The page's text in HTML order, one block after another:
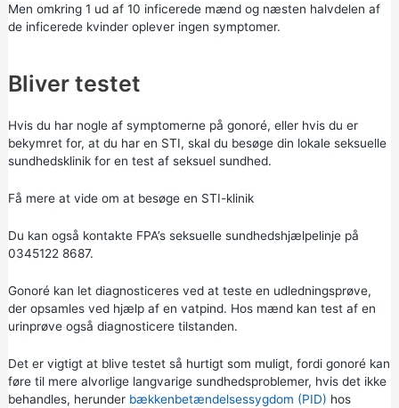
Men omkring 1 ud af 10 inficerede mænd og næsten halvdelen af
de inficerede kvinder oplever ingen symptomer.
Bliver testet
Hvis du har nogle af symptomerne på gonoré, eller hvis du er
bekymret for, at du har en STI, skal du besøge din lokale seksuelle
sundhedsklinikfor en test af seksuel sundhed.
Få mere at vide om at besøge en STI-klinik
Du kan også kontakte FPA’s seksuelle sundhedshjælpelinje på
0345122 8687.
Gonoré kan let diagnosticeres ved at teste en udledningsprøve,
der opsamles ved hjælp af en vatpind. Hos mænd kan test af en
urinprøve også diagnosticere tilstanden.
Det er vigtigt at blive testet så hurtigt som muligt, fordi gonoré kan
føre til mere alvorlige langvarige sundhedsproblemer, hvis det ikke
behandles, herunder bækkenbetændelsessygdom (PID) hos